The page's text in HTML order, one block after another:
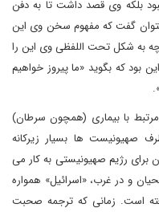
بلکه وی قصد داشت تا به دفن
بتوان گفت که مفهوم سخن وی این
به شکل تحت اللفظی وی این را
که بگوید «ما پیروز خواهیم
مرتبط با بیماری (همچون سرطان)
صهیونیست ها بسیار زیرکانه
برای رژیم صهیونیستی به کار می
و در غرب، «اسرائیل» همواره
است. زمانی که ترجمه صحبت